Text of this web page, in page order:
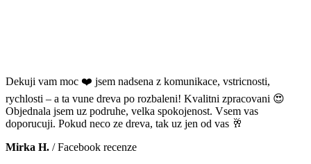
Dekuji vam moc ❤️ jsem nadsena z komunikace, vstricnosti,
rychlosti – a ta vune dreva po rozbaleni! Kvalitni zpracovani 😍
Objednala jsem uz podruhe, velka spokojenost. Vsem vas
doporucuji. Pokud neco ze dreva, tak uz jen od vas 🥂
Mirka H. /Facebook recenze